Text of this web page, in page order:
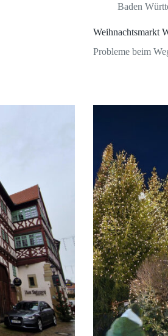
Baden
Weihnachtsmarkt
Probleme beim